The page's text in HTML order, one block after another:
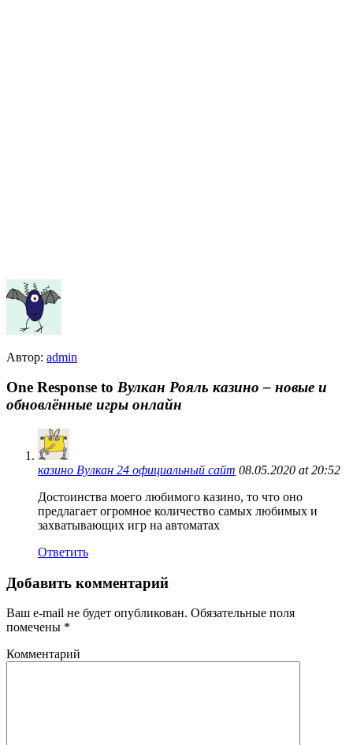
Автор: admin
One Response to Вулкан Рояль казино – новые и
обновлённые игры онлайн
казино Bулкан 24 официальный сайт 08.05.2020 at 20:52
Достоинства моего любимого казино, то что оно
предлагает огромное количество самых любимых и
захватывающих игр на автоматах
Ответить
Добавить комментарий
Ваш e-mail не будет опубликован. Обязательные поля
помечены *
Комментарий